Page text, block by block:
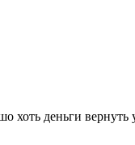
хоть деньги вернуть